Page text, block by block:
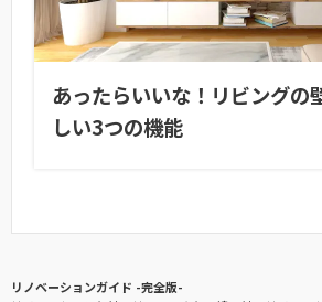
あったらいいな！リビングの
しい3つの機能
リノベーションガイド -完全版-